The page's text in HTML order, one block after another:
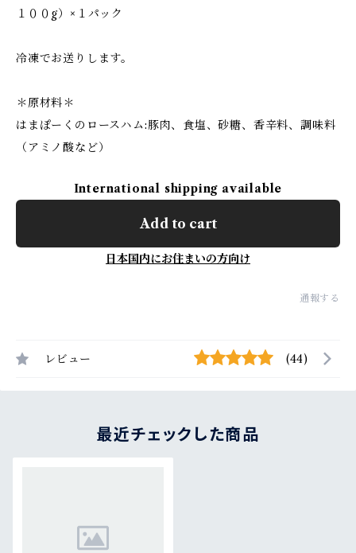
１００g）×１パック
冷凍でお送りします。
＊原材料＊
はまぽーくのロースハム:豚肉、食塩、砂糖、香辛料、調味料
（アミノ酸など）
International shipping available
Add to cart
日本国内にお住まいの方向け
通報する
レビュー (44)
最近チェックした商品